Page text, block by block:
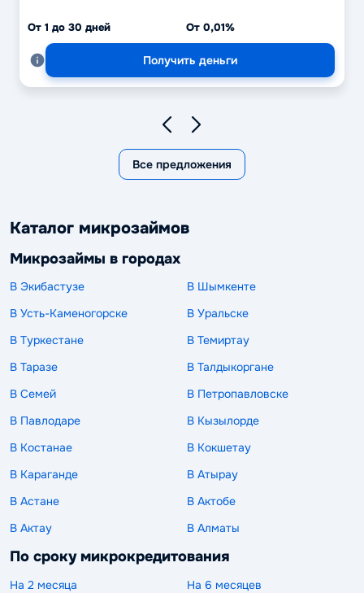
От 1 до 30 дней От 0,01%
Получить деньги
Все предложения
Каталог микрозаймов
Микрозаймы в городах
В Экибастузе
В Шымкенте
В Усть-Каменогорске
В Уральске
В Туркестане
В Темиртау
В Таразе
В Талдыкоргане
В Семей
В Петропавловске
В Павлодаре
В Кызылорде
В Костанае
В Кокшетау
В Караганде
В Атырау
В Астане
В Актобе
В Актау
В Алматы
По сроку микрокредитования
На 2 месяца
На 6 месяцев